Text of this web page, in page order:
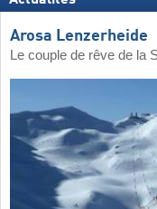
Arosa Lenzerheide
Le couple de rêve de la